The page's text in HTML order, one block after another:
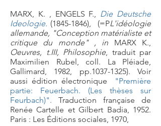
MARX, K. , ENGELS F., Die Deutsche
Ideologie. (1845-1846), (=PL'idéologie
allemande, "Conception matérialiste et
critique du monde" , in MARX K.,
Oeuvres, t.III, Philosophie, traduit par
Maximilien Rubel, coll. La Pléiade,
Gallimard, 1982, pp.1037-1325). Voir
aussi édition électronique
"Première
partie: Feuerbach. (Les thèses sur
Feurbach)".
Traduction française de
Renée Cartelle et Gilbert Badia, 1952.
Paris : Les Éditions sociales, 1970,